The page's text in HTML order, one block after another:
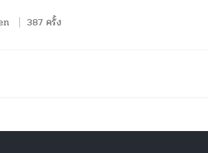
387 ครั้ง